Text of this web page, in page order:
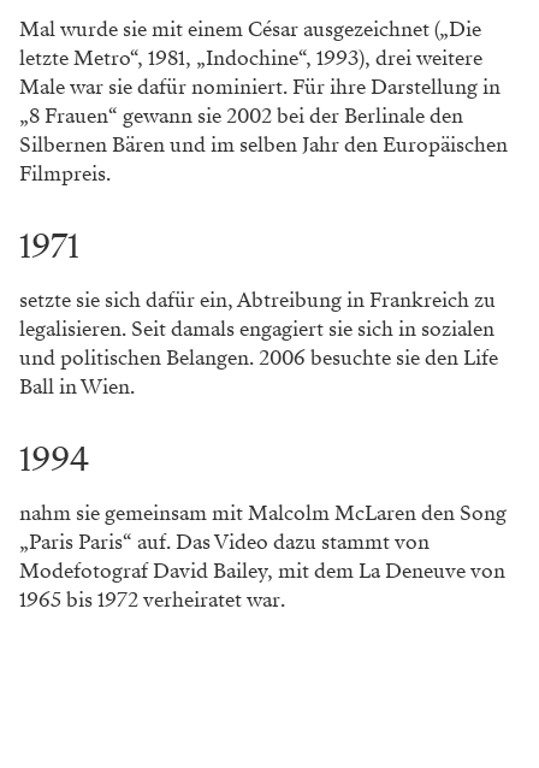
Mal wurde sie mit einem César ausgezeichnet („Die
letzte Metro“, 1981, „Indochine“, 1993), drei weitere
Male war sie dafür nominiert. Für ihre Darstellung in
„8 Frauen“ gewann sie 2002 bei der Berlinale den
Silbernen Bären und im selben Jahr den Europäischen
Filmpreis.
1971
setzte sie sich dafür ein, Abtreibung in Frankreich zu
legalisieren. Seit damals engagiert sie sich in sozialen
und politischen Belangen. 2006 besuchte sie den Life
Ball in Wien.
1994
nahm sie gemeinsam mit Malcolm McLaren den Song
„Paris Paris“ auf. Das Video dazu stammt von
Modefotograf David Bailey, mit dem La Deneuve von
1965 bis 1972 verheiratet war.